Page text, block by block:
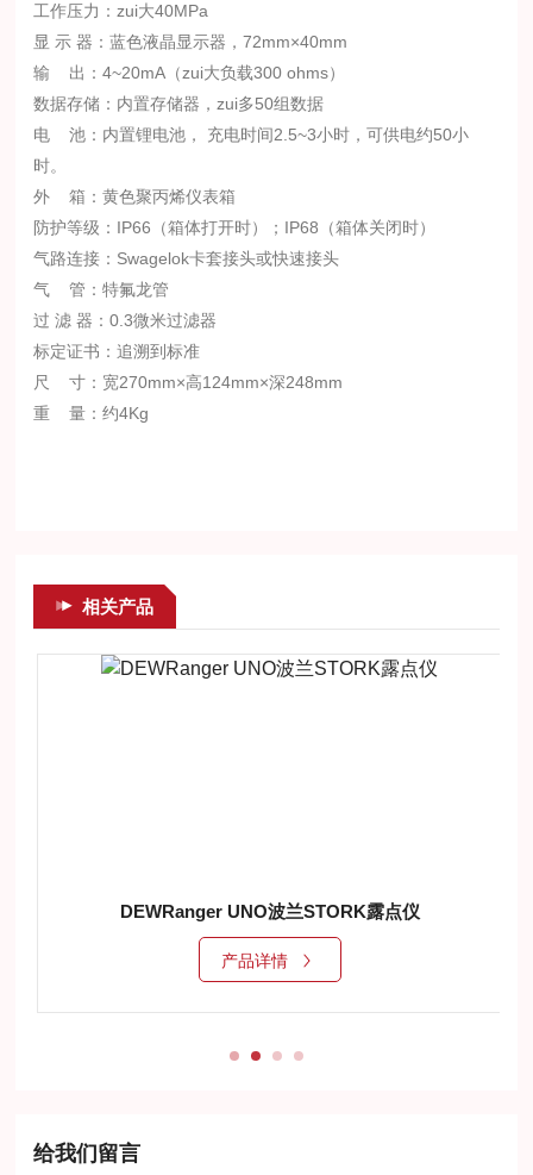
工作压力：zui大40MPa
显 示 器：蓝色液晶显示器，72mm×40mm
输 出：4~20mA（zui大负载300 ohms）
数据存储：内置存储器，zui多50组数据
电 池：内置锂电池， 充电时间2.5~3小时，可供电约50小
时。
外 箱：黄色聚丙烯仪表箱
防护等级：IP66（箱体打开时）；IP68（箱体关闭时）
气路连接：Swagelok卡套接头或快速接头
气 管：特氟龙管
过 滤 器：0.3微米过滤器
标定证书：追溯到标准
尺 寸：宽270mm×高124mm×深248mm
重 量：约4Kg
相关产品
DEWRanger UNO波兰STORK露点仪
产品详情
给我们留言